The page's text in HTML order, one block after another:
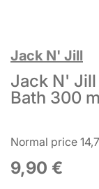
Jack N' Jill
Jack N'
Bath 300
Normal price
9,90 €